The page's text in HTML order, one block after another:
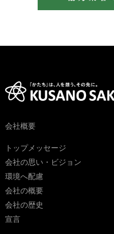
会社概要
トップメッセージ
会社の思い・ビジョン
環境へ配慮
会社の概要
会社の歴史
宣言